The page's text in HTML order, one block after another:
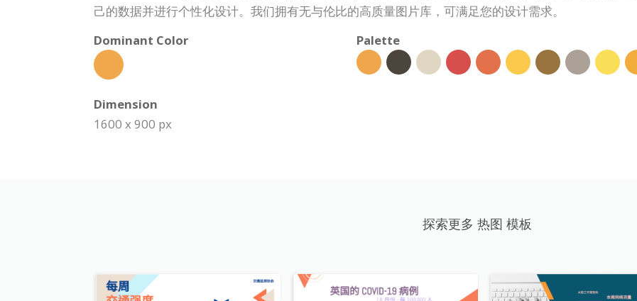
己的数据并进行个性化设计。我们拥有无与伦比的高质量图片库，可满足您的设计需求。
Dominant Color
Palette
Dimension
1600 x 900 px
探索更多 热图 模板